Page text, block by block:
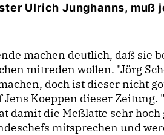
Ulrich Junghanns, muß
machen deutlich, daß sie
mitreden wollen. "Jörg
doch ist dieser nicht
Koeppen dieser Zeitung.
die Meßlatte sehr hoch
mitsprechen und